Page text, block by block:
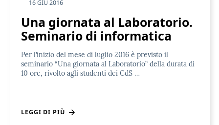
16 GIU 2016
Una giornata al Laboratorio.
Seminario di informatica
Per l’inizio del mese di luglio 2016 è previsto il
seminario “Una giornata al Laboratorio” della durata di
10 ore, rivolto agli studenti dei CdS …
LEGGI DI PIÙ